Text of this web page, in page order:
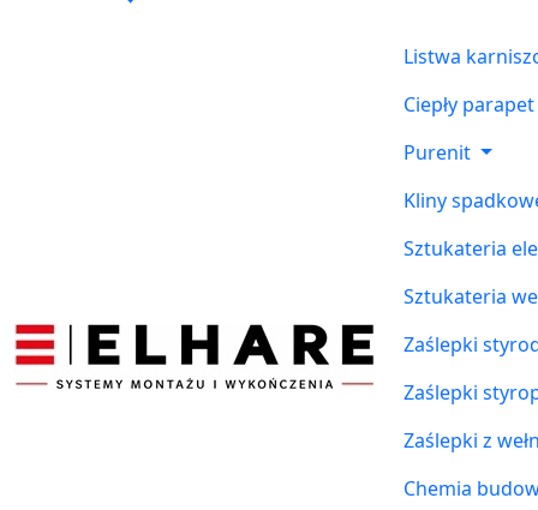
Listwa
Ciepły parapet
Purenit
Kliny
Sztukateria
Sztukateria
Zaślepki
Zaślepki
Zaślepki z
Chemia